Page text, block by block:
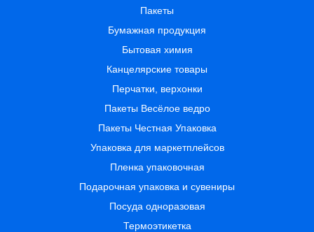
Пакеты
Бумажная продукция
Бытовая химия
Канцелярские товары
Перчатки, верхонки
Пакеты Весёлое ведро
Пакеты Честная Упаковка
Упаковка для маркетплейсов
Пленка упаковочная
Подарочная упаковка и сувениры
Посуда одноразовая
Термоэтикетка